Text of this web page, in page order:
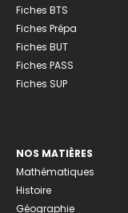
Fiches BTS
Fiches Prépa
Fiches BUT
Fiches PASS
Fiches SUP
NOS MATIÈRES
Mathématiques
Histoire
Géographie